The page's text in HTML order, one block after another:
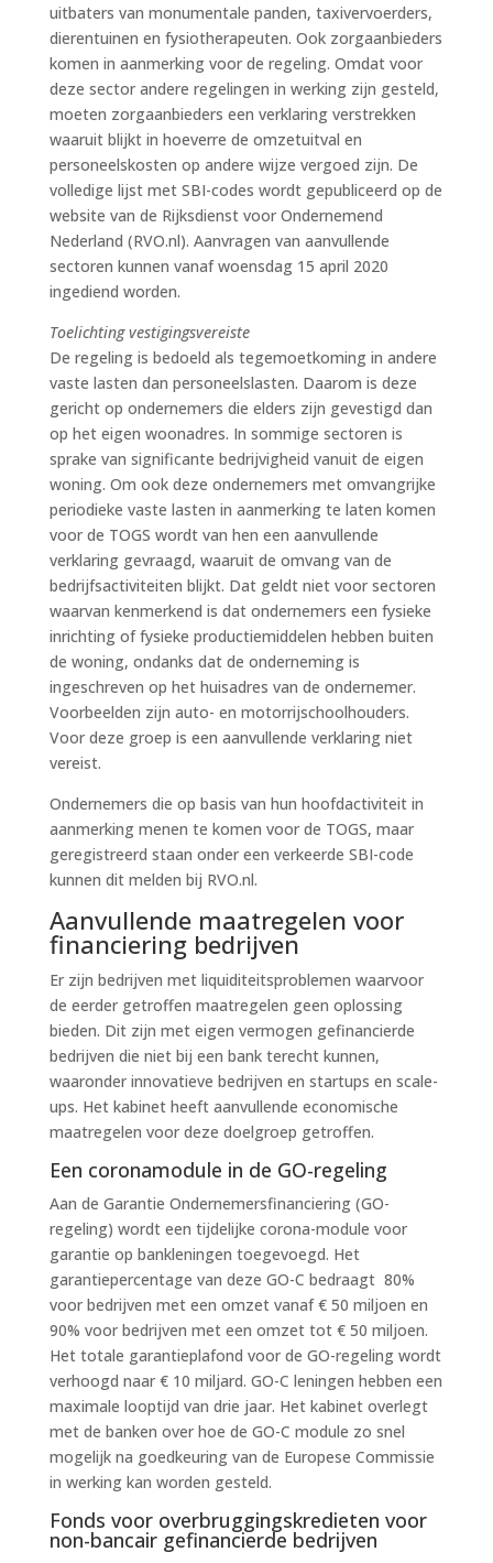
uitbaters van monumentale panden, taxivervoerders,
dierentuinen en fysiotherapeuten. Ook zorgaanbieders
komen in aanmerking voor de regeling. Omdat voor
deze sector andere regelingen in werking zijn gesteld,
moeten zorgaanbieders een verklaring verstrekken
waaruit blijkt in hoeverre de omzetuitval en
personeelskosten op andere wijze vergoed zijn. De
volledige lijst met SBI-codes wordt gepubliceerd op de
website van de Rijksdienst voor Ondernemend
Nederland (RVO.nl). Aanvragen van aanvullende
sectoren kunnen vanaf woensdag 15 april 2020
ingediend worden.
Toelichting vestigingsvereiste
De regeling is bedoeld als tegemoetkoming in andere
vaste lasten dan personeelslasten. Daarom is deze
gericht op ondernemers die elders zijn gevestigd dan
op het eigen woonadres. In sommige sectoren is
sprake van significante bedrijvigheid vanuit de eigen
woning. Om ook deze ondernemers met omvangrijke
periodieke vaste lasten in aanmerking te laten komen
voor de TOGS wordt van hen een aanvullende
verklaring gevraagd, waaruit de omvang van de
bedrijfsactiviteiten blijkt. Dat geldt niet voor sectoren
waarvan kenmerkend is dat ondernemers een fysieke
inrichting of fysieke productiemiddelen hebben buiten
de woning, ondanks dat de onderneming is
ingeschreven op het huisadres van de ondernemer.
Voorbeelden zijn auto- en motorrijschoolhouders.
Voor deze groep is een aanvullende verklaring niet
vereist.
Ondernemers die op basis van hun hoofdactiviteit in
aanmerking menen te komen voor de TOGS, maar
geregistreerd staan onder een verkeerde SBI-code
kunnen dit melden bij RVO.nl.
Aanvullende maatregelen voor
financiering bedrijven
Er zijn bedrijven met liquiditeitsproblemen waarvoor
de eerder getroffen maatregelen geen oplossing
bieden. Dit zijn met eigen vermogen gefinancierde
bedrijven die niet bij een bank terecht kunnen,
waaronder innovatieve bedrijven en startups en scale-
ups. Het kabinet heeft aanvullende economische
maatregelen voor deze doelgroep getroffen.
Een coronamodule in de GO-regeling
Aan de Garantie Ondernemersfinanciering (GO-
regeling) wordt een tijdelijke corona-module voor
garantie op bankleningen toegevoegd. Het
garantiepercentage van deze GO-C bedraagt 80%
voor bedrijven met een omzet vanaf € 50 miljoen en
90% voor bedrijven met een omzet tot € 50 miljoen.
Het totale garantieplafond voor de GO-regeling wordt
verhoogd naar € 10 miljard. GO-C leningen hebben een
maximale looptijd van drie jaar. Het kabinet overlegt
met de banken over hoe de GO-C module zo snel
mogelijk na goedkeuring van de Europese Commissie
in werking kan worden gesteld.
Fonds voor overbruggingskredieten voor
non-bancair gefinancierde bedrijven